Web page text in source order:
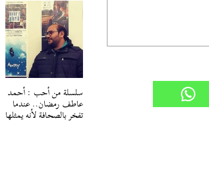
سلسلة من أحب : أحمد
عاطف رمضان.. عندما
تفخر بالصحافة لأنه يمثلها